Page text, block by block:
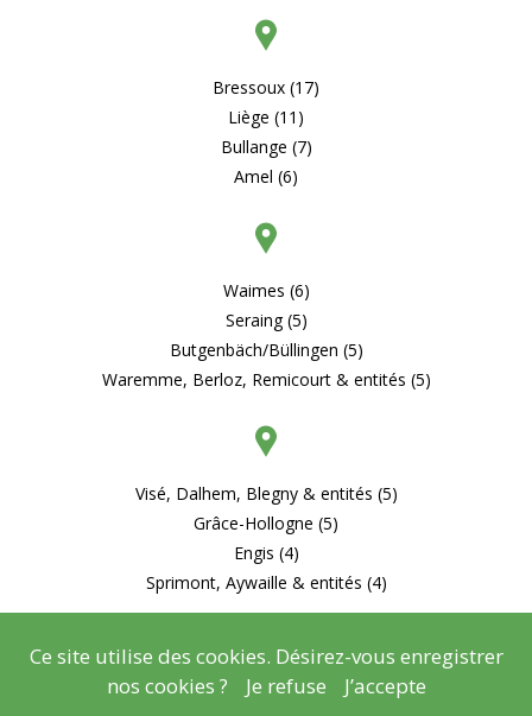
Bressoux (17)
Liège (11)
Bullange (7)
Amel (6)
Waimes (6)
Seraing (5)
Butgenbäch/Büllingen (5)
Waremme, Berloz, Remicourt & entités (5)
Visé, Dalhem, Blegny & entités (5)
Grâce-Hollogne (5)
Engis (4)
Sprimont, Aywaille & entités (4)
Ce site utilise des cookies. Désirez-vous enregistrer
nos cookies ?
Je refuse J’accepte